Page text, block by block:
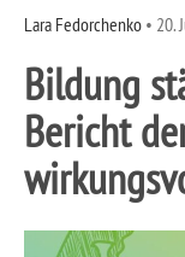
Lara Fedorchenko • 20.
Bildung
Bericht